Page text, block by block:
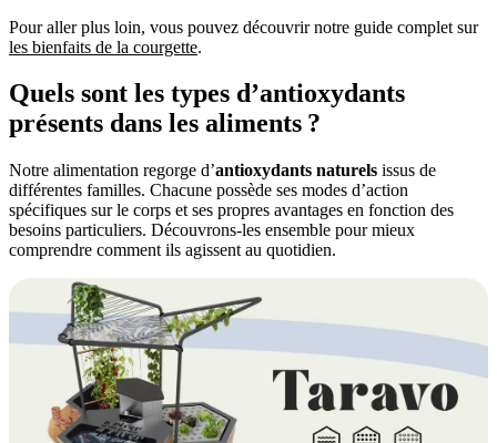
Pour aller plus loin, vous pouvez découvrir notre guide complet sur
les bienfaits de la courgette.
Quels sont les types d’antioxydants
présents dans les aliments ?
Notre alimentation regorge d’antioxydants naturels issus de
différentes familles. Chacune possède ses modes d’action
spécifiques sur le corps et ses propres avantages en fonction des
besoins particuliers. Découvrons-les ensemble pour mieux
comprendre comment ils agissent au quotidien.